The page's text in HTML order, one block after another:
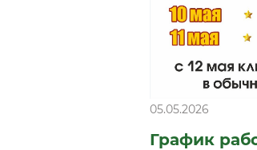
05.05.2026
График